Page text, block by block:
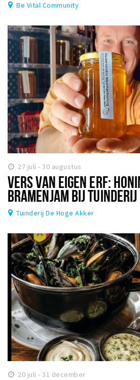
Be Vital Community
27 juli - 30 augustus
VERS VAN EIGEN ERF:
BRAMENJAM BIJ
Tuinderij De Hoge Akker
20 juli - 31 december